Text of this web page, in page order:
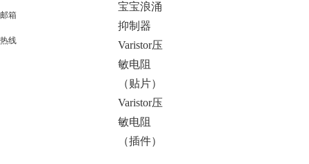
宝宝浪涌
抑制器
Varistor压
敏电阻
（贴片）
Varistor压
敏电阻
（插件）
邮箱
热线